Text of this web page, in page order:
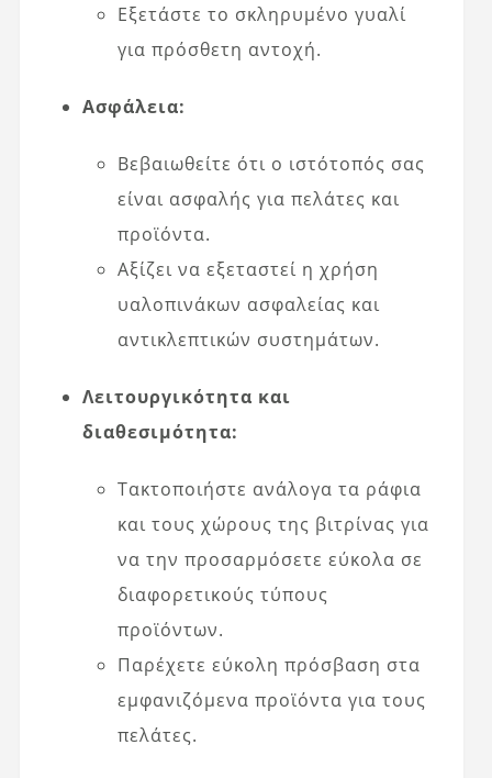
Εξετάστε το σκληρυμένο γυαλί
για πρόσθετη αντοχή.
Ασφάλεια:
Βεβαιωθείτε ότι ο ιστότοπός σας
είναι ασφαλής για πελάτες και
προϊόντα.
Αξίζει να εξεταστεί η χρήση
υαλοπινάκων ασφαλείας και
αντικλεπτικών συστημάτων.
Λειτουργικότητα και
διαθεσιμότητα:
Τακτοποιήστε ανάλογα τα ράφια
και τους χώρους της βιτρίνας για
να την προσαρμόσετε εύκολα σε
διαφορετικούς τύπους
προϊόντων.
Παρέχετε εύκολη πρόσβαση στα
εμφανιζόμενα προϊόντα για τους
πελάτες.